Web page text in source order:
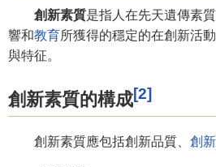
創新素質是指人在先天遺傳素
響和教育所獲得的穩定的在創新活
與特征。
創新素質的構成[2]
創新素質應包括創新品質、 創